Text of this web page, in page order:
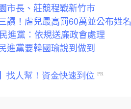
市長、莊競程戰新竹市
讀！虐兒最高罰60萬並公布姓名
進黨：依規送廉政會處理
進黨要韓國瑜說到做到